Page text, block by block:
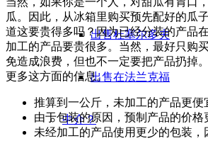
出售杜塞尔多夫
出售在法兰克福
中介？
瓜。因此，从冰箱里购买预先配好的瓜
道这要贵得多吗？因为已经分装的产品
加工的产品要贵很多。当然，最好只购
免造成浪费，但也不一定要把产品扔掉
更多这方面的信息。
推算到一公斤，未加工的产品更便
由于包装的原因，预制产品的价格
未经加工的产品使用更少的包装，